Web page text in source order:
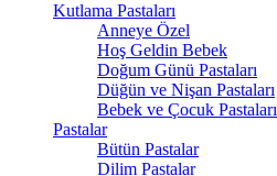
Kutlama Pastaları
Anneye Özel
Hoş Geldin Bebek
Doğum Günü Pastaları
Düğün ve Nişan Pastaları
Bebek ve Çocuk Pastaları
Pastalar
Bütün Pastalar
Dilim Pastalar